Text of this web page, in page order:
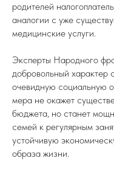
родителей
аналогии с уже
медицинские услуги.
Эксперты Народного
добровольный характер
очевидную социальную
мера не окажет
бюджета, но станет
семей к регулярным
устойчивую
образа жизни.